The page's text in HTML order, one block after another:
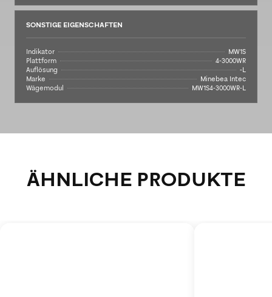
SONSTIGE EIGENSCHAFTEN
Indikator
MW1S
Plattform
4-3000WR
Auflösung
-L
Marke
Minebea Intec
Wägemodul
MW1S4-3000WR-L
ÄHNLICHE PRODUKTE